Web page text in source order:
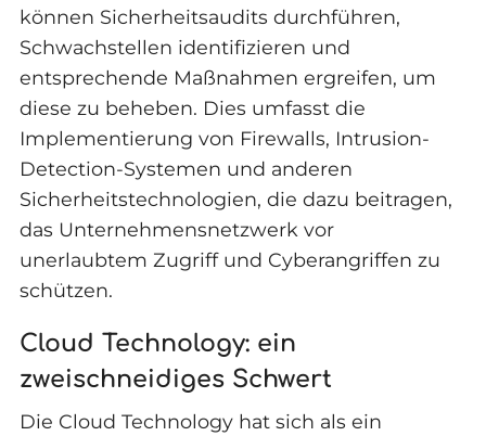
können Sicherheitsaudits durchführen,
Schwachstellen identifizieren und
entsprechende Maßnahmen ergreifen, um
diese zu beheben. Dies umfasst die
Implementierung von Firewalls, Intrusion-
Detection-Systemen und anderen
Sicherheitstechnologien, die dazu beitragen,
das Unternehmensnetzwerk vor
unerlaubtem Zugriff und Cyberangriffen zu
schützen.
Cloud Technology: ein
zweischneidiges Schwert
Die Cloud Technology hat sich als ein